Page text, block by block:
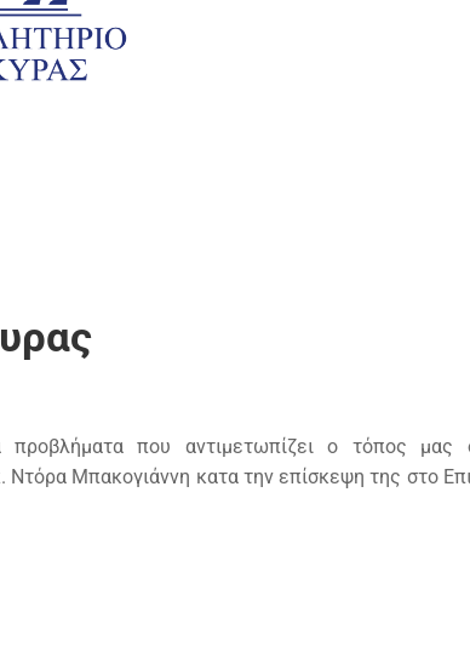
που αντιμετωπίζει ο τόπος μας
Μπακογιάννη κατα την επίσκεψη της στο